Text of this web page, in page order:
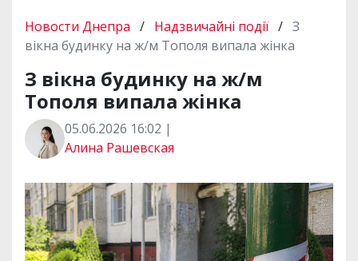
Новости Днепра / Надзвичайні події / З
вікна будинку на ж/м Тополя випала жінка
З вікна будинку на ж/м
Тополя випала жінка
05.06.2026 16:02 |
Алина Рашевская